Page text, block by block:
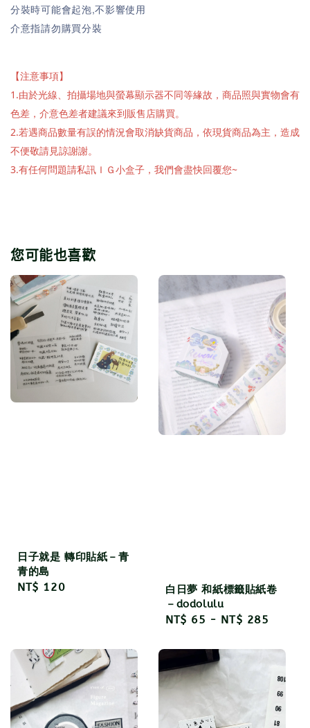
分裝時可能會起泡,不影響使用
介意指請勿購買分裝
【注意事項】
1.由於光線、拍攝場地與螢幕顯示器不同等緣故，商品照與實物會有
色差，介意色差者建議來到販售店購買。
2.若遇商品數量有誤的情況會取消缺貨商品，依現貨商品為主，造成
不便敬請見諒謝謝。
3.有任何問題請私訊ＩＧ小盒子，我們會盡快回覆您~
您可能也喜歡
日子就是 轉印貼紙－青
青的島
Regular
NT$ 120
白日夢 和紙標籤貼紙卷
－dodolulu
Regular
NT$ 65 - NT$ 285